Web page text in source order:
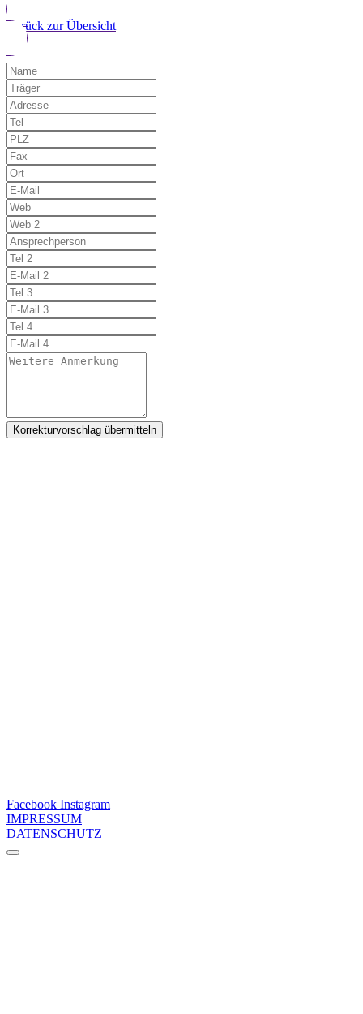
Zurück zur Übersicht
Korrekturvorschlag übermitteln
Facebook Instagram
IMPRESSUM
DATENSCHUTZ